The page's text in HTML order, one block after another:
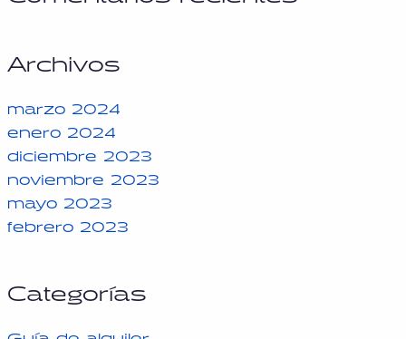
Archivos
marzo 2024
enero 2024
diciembre 2023
noviembre 2023
mayo 2023
febrero 2023
Categorías
Guía de alquiler